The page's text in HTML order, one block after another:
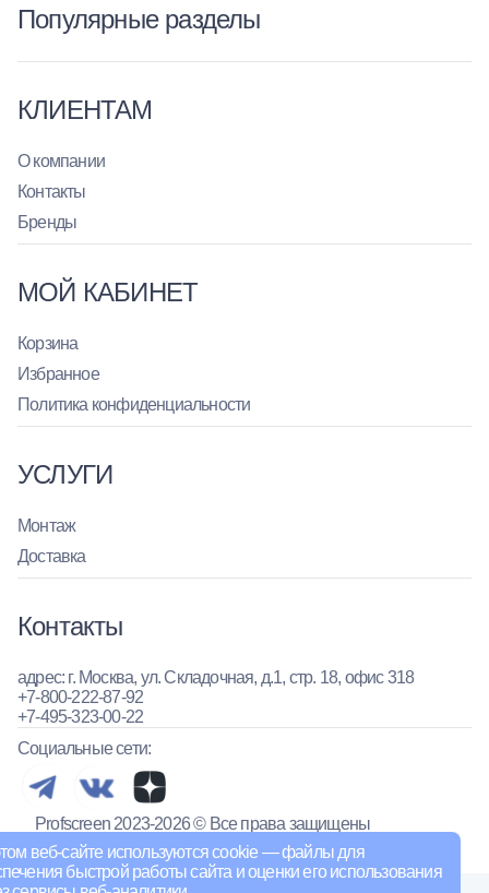
веб-сайте используются cookie — файлы для
быстрой работы сайта и оценки его использования
Популярные разделы
КЛИЕНТАМ
О компании
Контакты
Бренды
МОЙ КАБИНЕТ
Корзина
Избранное
Политика конфиденциальности
УСЛУГИ
Монтаж
Доставка
Контакты
адрес: г. Москва, ул. Складочная, д.1, стр. 18, офис 318
+7-800-222-87-92
+7-495-323-00-22
Социальные сети:
Profscreen 2023-2026 © Все права защищены
Информация, товары и цены, представленные на сайте,
не являются договором публичной оферты